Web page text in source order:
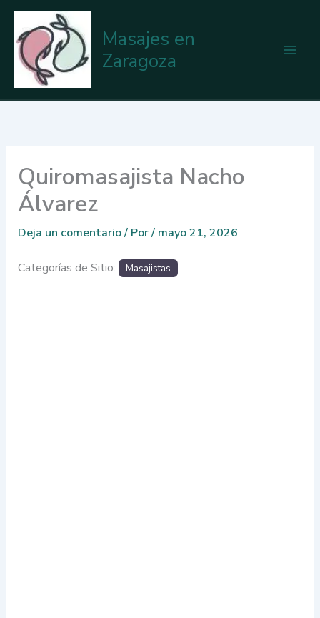
contenido
Masajes en
Zaragoza
Quiromasajista Nacho
Álvarez
Deja un comentario/ Por/ mayo 21, 2026
Categorías de Sitio: Masajistas